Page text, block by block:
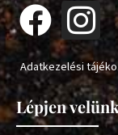
Adatkezelési
Lépjen